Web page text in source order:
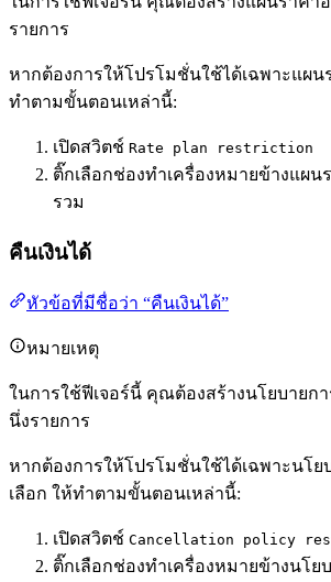
รายการ
หากต้องการให้โปรโมชั่นใช้ได้เฉพาะแผ
ทำตามขั้นตอนเหล่านี้:
เปิดสวิตช์ Rate plan restriction
ติ๊กเลือกช่องทำเครื่องหมายข้างแผ
รวม
คืนเงินได้
หัวข้อที่มีชื่อว่า “คืนเงินได้”
หมายเหตุ
ในการใช้ฟีเจอร์นี้ คุณต้องสร้างนโยบายก
นึ่งรายการ
หากต้องการให้โปรโมชั่นใช้ได้เฉพาะนโ
เลือก ให้ทำตามขั้นตอนเหล่านี้:
เปิดสวิตช์ Cancellation policy
ติ๊กเลือกช่องทำเครื่องหมายข้างนโ